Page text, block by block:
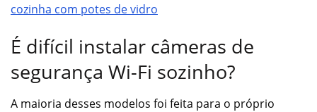
cozinha com potes de vidro
É difícil instalar câmeras de
segurança Wi-Fi sozinho?
A maioria desses modelos foi feita para o próprio